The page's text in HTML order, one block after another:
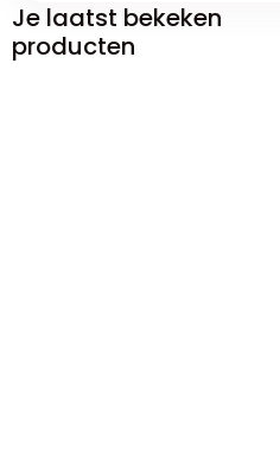
Je laatst bekeken
producten